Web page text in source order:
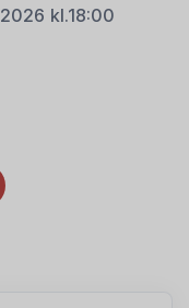
kl.18:00